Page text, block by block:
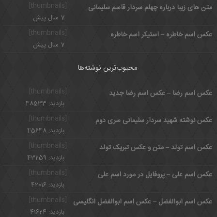
متن های زیبا درباره چهلم سردار قاسم سلیمانی
7 سال پیش
عکس اسم خاطره – استیکر اسم خاطره
7 سال پیش
محبوب‌ترین نوشته‌ها
عکس اسم رضا – عکس اسم رضا جدید
بازدید: 48533
[thumbnails]
عکس نوشته شهید سردار سلیمانی سری دوم
بازدید: 45648
عکس اسم تولد – متن و عکس تبریک تولد
بازدید: 43259
عکس اسم علی – پروفایل در مورد اسم علی
بازدید: 42016
عکس اسم ابوالفضل – عکس اسم ابوالفضل انگلیسی
بازدید: 41624